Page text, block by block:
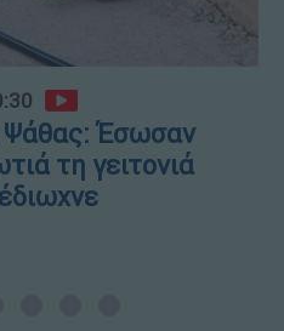
Ψάθας: Έσωσαν
τη γειτονιά